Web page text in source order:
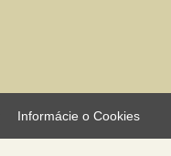
Informácie o Cookies